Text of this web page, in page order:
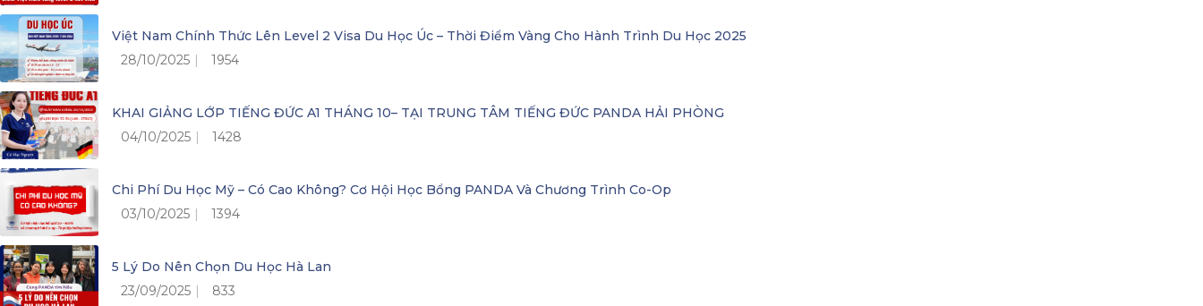
Việt Nam Chính Thức Lên Level 2 Visa Du Học Úc – Thời Điểm Vàng Cho Hành Trình Du Học 2025
28/10/2025
1954
KHAI GIẢNG LỚP TIẾNG ĐỨC A1 THÁNG 10– TẠI TRUNG TÂM TIẾNG ĐỨC PANDA HẢI PHÒNG
04/10/2025
1428
Chi Phí Du Học Mỹ – Có Cao Không? Cơ Hội Học Bổng PANDA Và Chương Trình Co-Op
03/10/2025
1394
5 Lý Do Nên Chọn Du Học Hà Lan
23/09/2025
833